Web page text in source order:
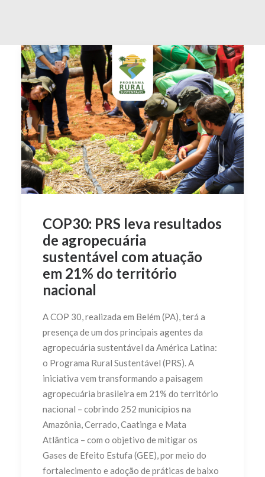
COP30: PRS leva resultados
de agropecuária
sustentável com atuação
em 21% do território
nacional
A COP 30, realizada em Belém (PA), terá a
presença de um dos principais agentes da
agropecuária sustentável da América Latina:
o Programa Rural Sustentável (PRS). A
iniciativa vem transformando a paisagem
agropecuária brasileira em 21% do território
nacional – cobrindo 252 municípios na
Amazônia, Cerrado, Caatinga e Mata
Atlântica – com o objetivo de mitigar os
Gases de Efeito Estufa (GEE), por meio do
fortalecimento e adoção de práticas de baixo